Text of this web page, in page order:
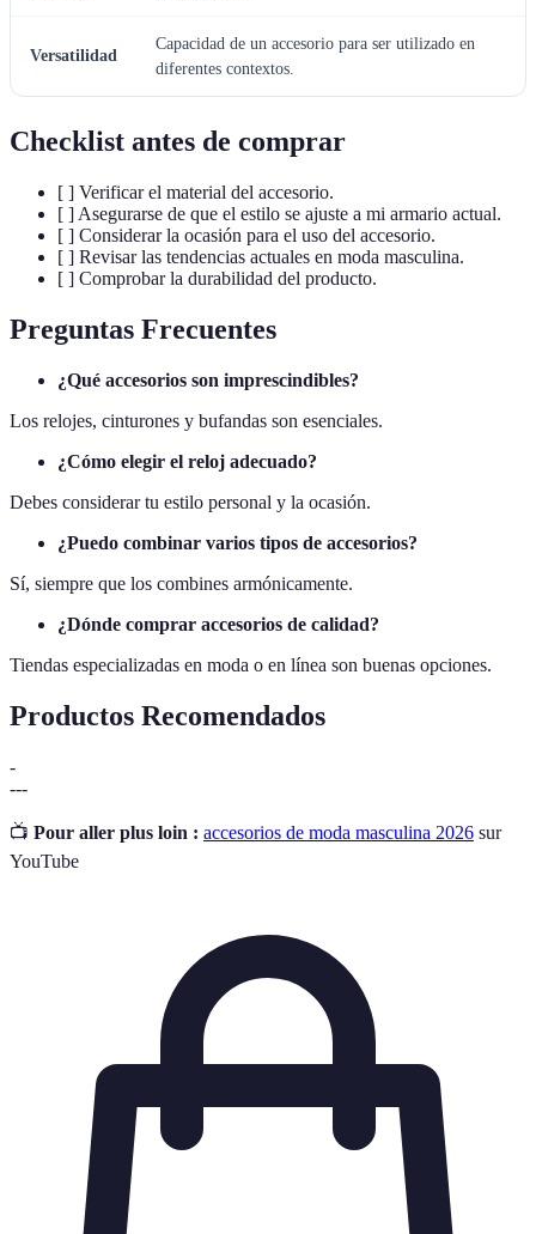
Versatilidad
Capacidad de un accesorio para ser utilizado en
diferentes contextos.
Checklist antes de comprar
[ ] Verificar el material del accesorio.
[ ] Asegurarse de que el estilo se ajuste a mi armario actual.
[ ] Considerar la ocasión para el uso del accesorio.
[ ] Revisar las tendencias actuales en moda masculina.
[ ] Comprobar la durabilidad del producto.
Preguntas Frecuentes
¿Qué accesorios son imprescindibles?
Los relojes, cinturones y bufandas son esenciales.
¿Cómo elegir el reloj adecuado?
Debes considerar tu estilo personal y la ocasión.
¿Puedo combinar varios tipos de accesorios?
Sí, siempre que los combines armónicamente.
¿Dónde comprar accesorios de calidad?
Tiendas especializadas en moda o en línea son buenas opciones.
Productos Recomendados
-
---
📺 Pour aller plus loin : accesorios de moda masculina 2026 sur
YouTube